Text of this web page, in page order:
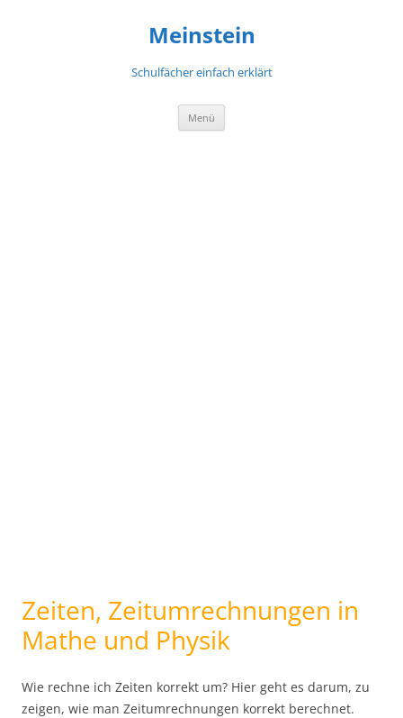
Meinstein
Schulfächer einfach erklärt
Menü
Zeiten, Zeitumrechnungen in
Mathe und Physik
Wie rechne ich Zeiten korrekt um? Hier geht es darum, zu
zeigen, wie man Zeitumrechnungen korrekt berechnet.